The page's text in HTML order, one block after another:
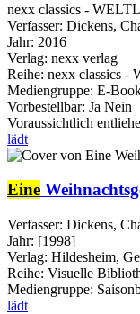
nexx classics -
Verfasser: Dickens,
Jahr: 2016
Verlag: nexx verlag
Reihe: nexx classics
Mediengruppe: E-
Vorbestellbar: Ja Nein
Voraussichtlich
lädt
Eine
Verfasser: Dickens,
Jahr: [1998]
Verlag: Hildesheim,
Reihe: Visuelle
Mediengruppe:
lädt